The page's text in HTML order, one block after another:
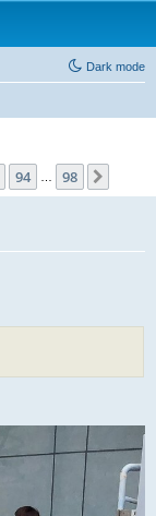
Dark mode
94 98